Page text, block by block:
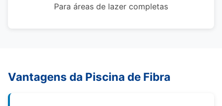
Para áreas de lazer completas
Vantagens da Piscina de Fibra